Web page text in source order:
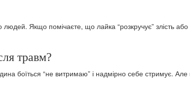
Якщо помічаєте, що лайка “розкручує” злість
травм?
боїться “не витримаю” і надмірно себе стримує. Але